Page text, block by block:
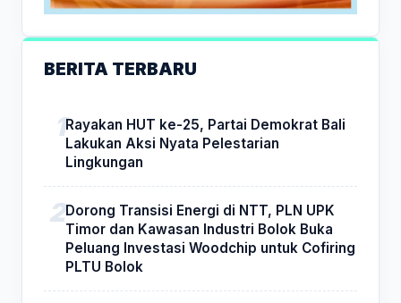
BERITA TERBARU
Rayakan HUT ke-25, Partai Demokrat Bali
Lakukan Aksi Nyata Pelestarian
Lingkungan
Dorong Transisi Energi di NTT, PLN UPK
Timor dan Kawasan Industri Bolok Buka
Peluang Investasi Woodchip untuk Cofiring
PLTU Bolok